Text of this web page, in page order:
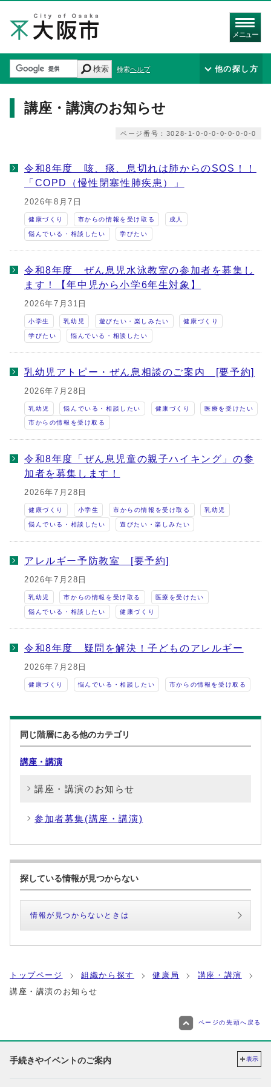
メニュー
検索 検索ヘルプ 他の探し方
講座・講演のお知らせ
ページ番号：3028-1-0-0-0-0-0-0-0-0
令和8年度 咳、痰、息切れは肺からのSOS！！
「COPD（慢性閉塞性肺疾患）」
2026年8月7日
健康づくり 市からの情報を受け取る 成人
悩んでいる・相談したい 学びたい
令和8年度 ぜん息児水泳教室の参加者を募集し
ます！【年中児から小学6年生対象】
2026年7月31日
小学生 乳幼児 遊びたい・楽しみたい 健康づくり
学びたい 悩んでいる・相談したい
乳幼児アトピー・ぜん息相談のご案内 [要予約]
2026年7月28日
乳幼児 悩んでいる・相談したい 健康づくり 医療を受けたい
市からの情報を受け取る
令和8年度「ぜん息児童の親子ハイキング」の参
加者を募集します！
2026年7月28日
健康づくり 小学生 市からの情報を受け取る 乳幼児
悩んでいる・相談したい 遊びたい・楽しみたい
アレルギー予防教室 [要予約]
2026年7月28日
乳幼児 市からの情報を受け取る 医療を受けたい
悩んでいる・相談したい 健康づくり
令和8年度 疑問を解決！子どものアレルギー
2026年7月28日
健康づくり 悩んでいる・相談したい 市からの情報を受け取る
同じ階層にある他のカテゴリ
講座・講演
講座・講演のお知らせ
参加者募集(講座・講演)
探している情報が見つからない
情報が見つからないときは
トップページ 組織から探す 健康局
講座・講演
講座・講演のお知らせ
ページの先頭へ戻る
手続きやイベントのご案内 表示